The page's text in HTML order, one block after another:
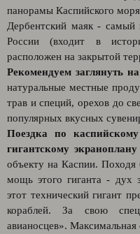
панорамы Каспийского
Дербентский маяк -
России (входит в
расположен на закрытой
Рекомендуем заглянуть
натуральные местные
трав и специй, орехов до
популярных вкусных
Поездка по
гигантскому
объекту на Каспии.
мощь этого гиганта - дух
этот технический гигант
кораблей. За свою
авианосцев».